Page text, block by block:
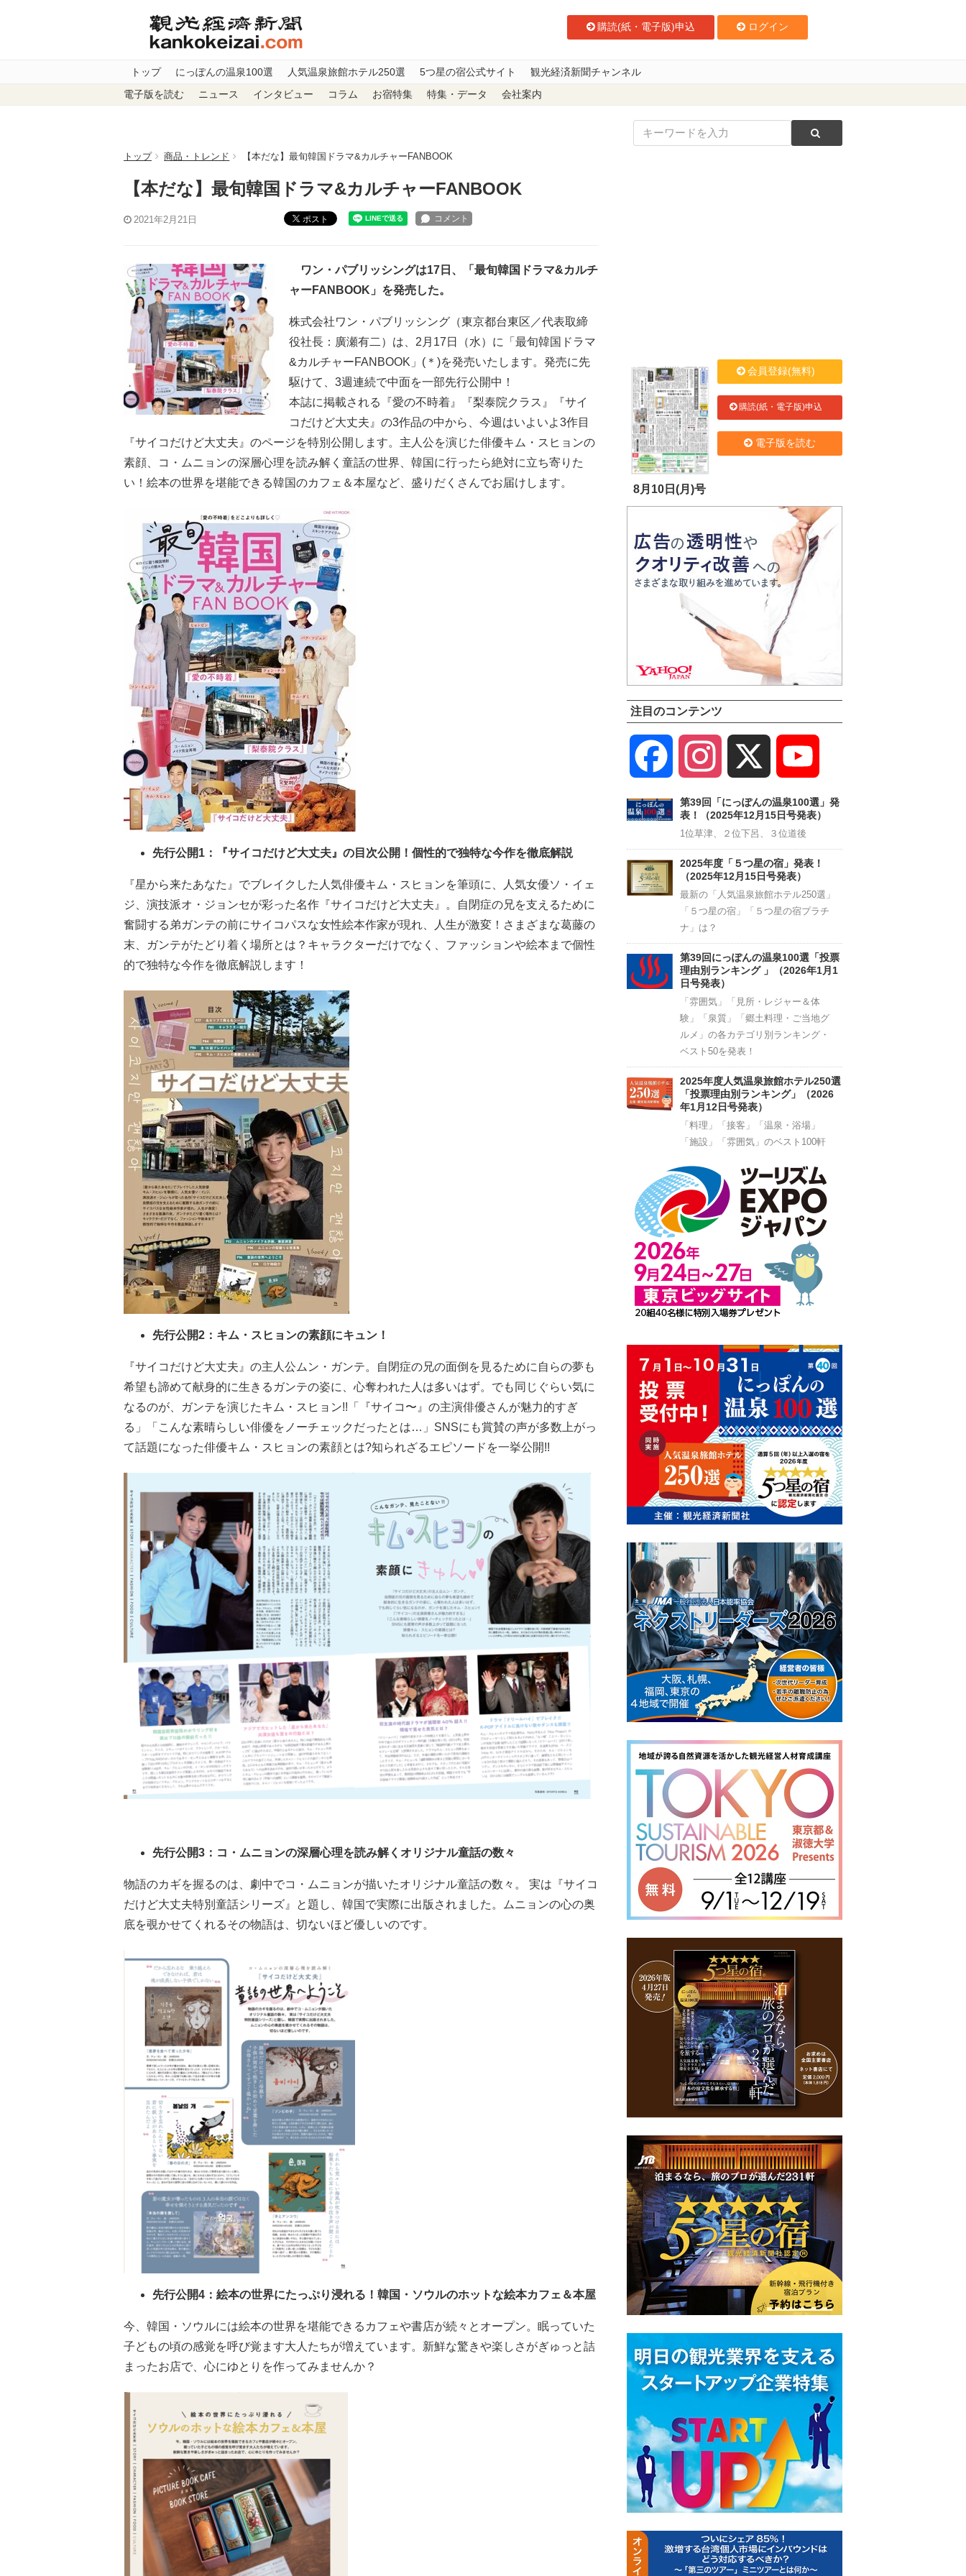
購読(紙・電子版)申込 ログイン
トップ にっぽんの温泉100選 人気温泉旅館ホテル250選 5つ星の宿公式サイト 観光経済新聞チャンネル
電子版を読む ニュース インタビュー コラム お宿特集 特集・データ 会社案内
トップ 商品・トレンド 【本だな】最旬韓国ドラマ&カルチャーFANBOOK
【本だな】最旬韓国ドラマ&カルチャーFANBOOK
2021年2月21日 ポスト
ワン・パブリッシングは17日、「最旬韓国ドラマ&カルチ
ャーFANBOOK」を発売した。
株式会社ワン・パブリッシング（東京都台東区／代表取締
役社長：廣瀬有二）は、2月17日（水）に「最旬韓国ドラマ
&カルチャーFANBOOK」(＊)を発売いたします。発売に先
駆けて、3週連続で中面を一部先行公開中！
本誌に掲載される『愛の不時着』『梨泰院クラス』『サイ
コだけど大丈夫』の3作品の中から、今週はいよいよ3作目
『サイコだけど大丈夫』のページを特別公開します。主人公を演じた俳優キム・スヒョンの
素顔、コ・ムニョンの深層心理を読み解く童話の世界、韓国に行ったら絶対に立ち寄りた
い！絵本の世界を堪能できる韓国のカフェ＆本屋など、盛りだくさんでお届けします。
先行公開1：『サイコだけど大丈夫』の目次公開！個性的で独特な今作を徹底解説
『星から来たあなた』でブレイクした人気俳優キム・スヒョンを筆頭に、人気女優ソ・イェ
ジ、演技派オ・ジョンセが彩った名作『サイコだけど大丈夫』。自閉症の兄を支えるために
奮闘する弟ガンテの前にサイコパスな女性絵本作家が現れ、人生が激変！さまざまな葛藤の
末、ガンテがたどり着く場所とは？キャラクターだけでなく、ファッションや絵本まで個性
的で独特な今作を徹底解説します！
先行公開2：キム・スヒョンの素顔にキュン！
『サイコだけど大丈夫』の主人公ムン・ガンテ。自閉症の兄の面倒を見るために自らの夢も
希望も諦めて献身的に生きるガンテの姿に、心奪われた人は多いはず。でも同じぐらい気に
なるのが、ガンテを演じたキム・スヒョン!!「『サイコ〜』の主演俳優さんが魅力的すぎ
る」「こんな素晴らしい俳優をノーチェックだったとは…」SNSにも賞賛の声が多数上がっ
て話題になった俳優キム・スヒョンの素顔とは?知られざるエピソードを一挙公開!!
先行公開3：コ・ムニョンの深層心理を読み解くオリジナル童話の数々
物語のカギを握るのは、劇中でコ・ムニョンが描いたオリジナル童話の数々。 実は『サイコ
だけど大丈夫特別童話シリーズ』と題し、韓国で実際に出版されました。ムニョンの心の奥
底を覗かせてくれるその物語は、切ないほど優しいのです。
先行公開4：絵本の世界にたっぷり浸れる！韓国・ソウルのホットな絵本カフェ＆本屋
今、韓国・ソウルには絵本の世界を堪能できるカフェや書店が続々とオープン。眠っていた
子どもの頃の感覚を呼び覚ます大人たちが増えています。新鮮な驚きや楽しさがぎゅっと詰
まったお店で、心にゆとりを作ってみませんか？
8月10日(月)号
会員登録(無料)
購読(紙・電子版)申込
電子版を読む
注目のコンテンツ
Facebook Instagram
Channel
第39回「にっぽんの温泉100選」発
表！（2025年12月15日号発表）
1位草津、２位下呂、３位道後
2025年度「５つ星の宿」発表！
（2025年12月15日号発表）
最新の「人気温泉旅館ホテル250選」
「５つ星の宿」「５つ星の宿プラチ
ナ」は？
第39回にっぽんの温泉100選「投票
理由別ランキング 」（2026年1月1
日号発表）
「雰囲気」「見所・レジャー＆体
験」「泉質」「郷土料理・ご当地グ
ルメ」の各カテゴリ別ランキング・
ベスト50を発表！
2025年度人気温泉旅館ホテル250選
「投票理由別ランキング」（2026
年1月12日号発表）
「料理」「接客」「温泉・浴場」
「施設」「雰囲気」のベスト100軒